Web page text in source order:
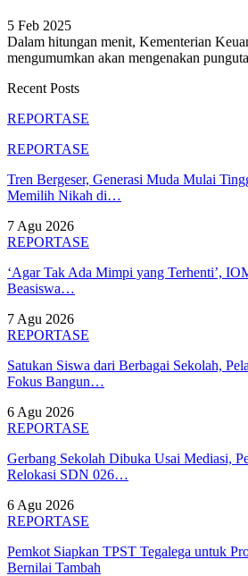
5 Feb 2025
Dalam hitungan menit, Kementerian
mengumumkan akan mengenakan
Recent Posts
REPORTASE
REPORTASE
Tren Bergeser, Generasi Muda Mulai
Memilih Nikah di…
7 Agu 2026
REPORTASE
‘Agar Tak Ada Mimpi yang Terhenti’,
Beasiswa…
7 Agu 2026
REPORTASE
Satukan Siswa dari Berbagai Sekolah,
Fokus Bangun…
6 Agu 2026
REPORTASE
Gerbang Sekolah Dibuka Usai Mediasi,
Relokasi SDN 026…
6 Agu 2026
REPORTASE
Pemkot Siapkan TPST Tegalega untuk
Bernilai Tambah